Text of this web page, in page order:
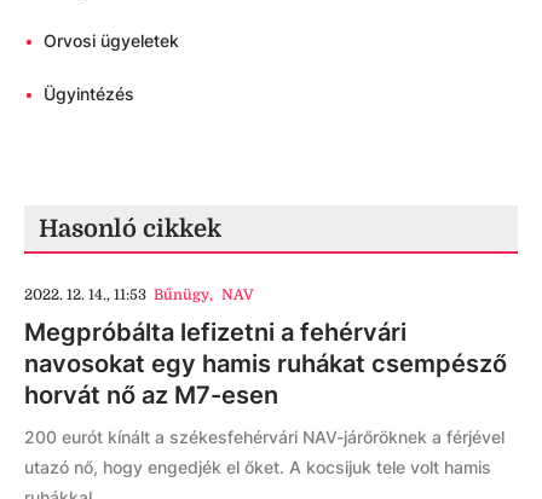
• Orvosi ügyeletek
• Ügyintézés
Hasonló cikkek
2022. 12. 14., 11:53 Bűnügy, NAV
Megpróbálta lefizetni a fehérvári
navosokat egy hamis ruhákat csempésző
horvát nő az M7-esen
200 eurót kínált a székesfehérvári NAV-járőröknek a férjével
utazó nő, hogy engedjék el őket. A kocsijuk tele volt hamis